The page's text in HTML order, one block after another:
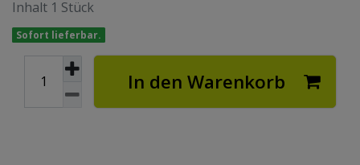
Inhalt 1 Stück
Sofort lieferbar.
In den Warenkorb